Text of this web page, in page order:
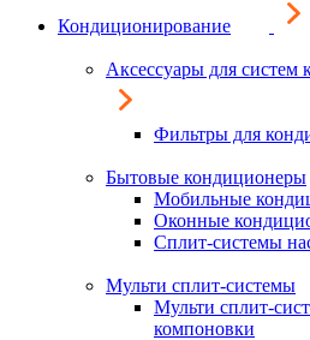
Кондиционирование
Аксессуары для систем
Фильтры для
Бытовые кондиционеры
Мобильные
Оконные
Сплит-системы
Мульти сплит-системы
Мульти сплит-
компоновки